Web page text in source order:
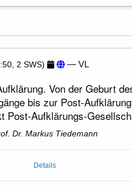
2 SWS) — VL
Von der Geburt
bis zur Post-
Post-Aufklärungs-
Dr. Markus Tiedemann
Details